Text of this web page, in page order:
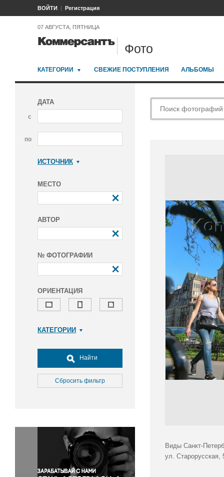
ВОЙТИ Регистрация
07 АВГУСТА, ПЯТНИЦА
Фото
КАТЕГОРИИ СВЕЖИЕ ПОСТУПЛЕНИЯ АЛЬБОМЫ
ДАТА
с
по
ИСТОЧНИК
МЕСТО
АВТОР
№ ФОТОГРАФИИ
ОРИЕНТАЦИЯ
КАТЕГОРИИ
Досуг, туризм и отдых
Культура
Медицина
Окружающая среда
Политика
Правосудие
Происшествия и конфликты
Найти
Сбросить фильтр
Виды Санкт-
ул. Старорусская,